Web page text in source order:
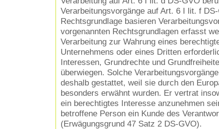
Verarbeitungsvorgänge auf Art. 6 I lit. f
Rechtsgrundlage basieren
vorgenannten Rechtsgrundlagen erfasst
Verarbeitung zur Wahrung eines
Unternehmens oder eines Dritten
Interessen, Grundrechte und
überwiegen. Solche
deshalb gestattet, weil sie durch den
besonders erwähnt wurden. Er vertrat
ein berechtigtes Interesse anzunehmen
betroffene Person ein Kunde des
(Erwägungsgrund 47 Satz 2 DS-GVO).